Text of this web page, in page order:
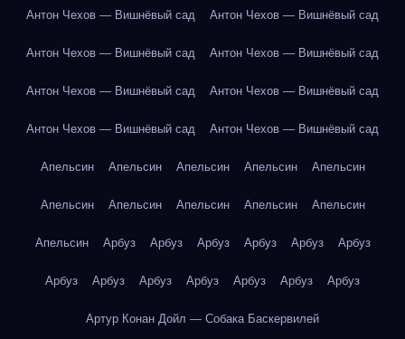
Антон Чехов — Вишнёвый сад Антон Чехов — Вишнёвый сад
Антон Чехов — Вишнёвый сад Антон Чехов — Вишнёвый сад
Антон Чехов — Вишнёвый сад Антон Чехов — Вишнёвый сад
Антон Чехов — Вишнёвый сад Антон Чехов — Вишнёвый сад
Апельсин Апельсин Апельсин Апельсин Апельсин
Апельсин Апельсин Апельсин Апельсин Апельсин
Апельсин Арбуз Арбуз Арбуз Арбуз Арбуз Арбуз
Арбуз Арбуз Арбуз Арбуз Арбуз Арбуз Арбуз
Артур Конан Дойл — Собака Баскервилей